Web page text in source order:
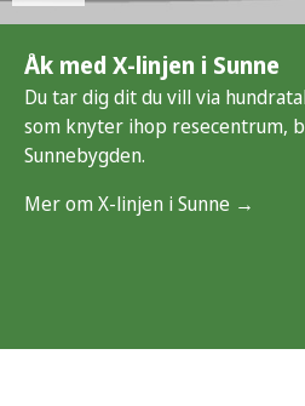
Åk med X-linjen i Sunne
Du tar dig dit du vill via
som knyter ihop resecentrum,
Sunnebygden.
Mer om X-linjen i Sunne →